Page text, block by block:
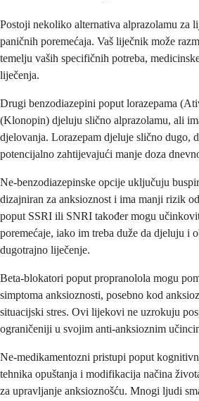
Postoji nekoliko alternativa alprazolamu za
paničnih poremećaja. Vaš liječnik može
temelju vaših specifičnih potreba,
liječenja.
Drugi benzodiazepini poput lorazepama
(Klonopin) djeluju slično alprazolamu, ali
djelovanja. Lorazepam djeluje slično dugo,
potencijalno zahtijevajući manje doza
Ne-benzodiazepinske opcije uključuju
dizajniran za anksioznost i ima manji rizik
poput SSRI ili SNRI također mogu
poremećaje, iako im treba duže da djeluju i
dugotrajno liječenje.
Beta-blokatori poput propranolola mogu
simptoma anksioznosti, posebno kod
situacijski stres. Ovi lijekovi ne uzrokuju
ograničeniji u svojim anti-anksioznim
Ne-medikamentozni pristupi poput
tehnika opuštanja i modifikacija načina
za upravljanje anksioznošću. Mnogi ljudi